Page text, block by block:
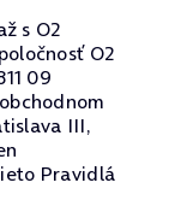
s O2
O2
09
III,
Pravidlá